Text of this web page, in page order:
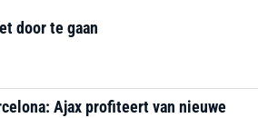
door te gaan
Ajax profiteert van nieuwe